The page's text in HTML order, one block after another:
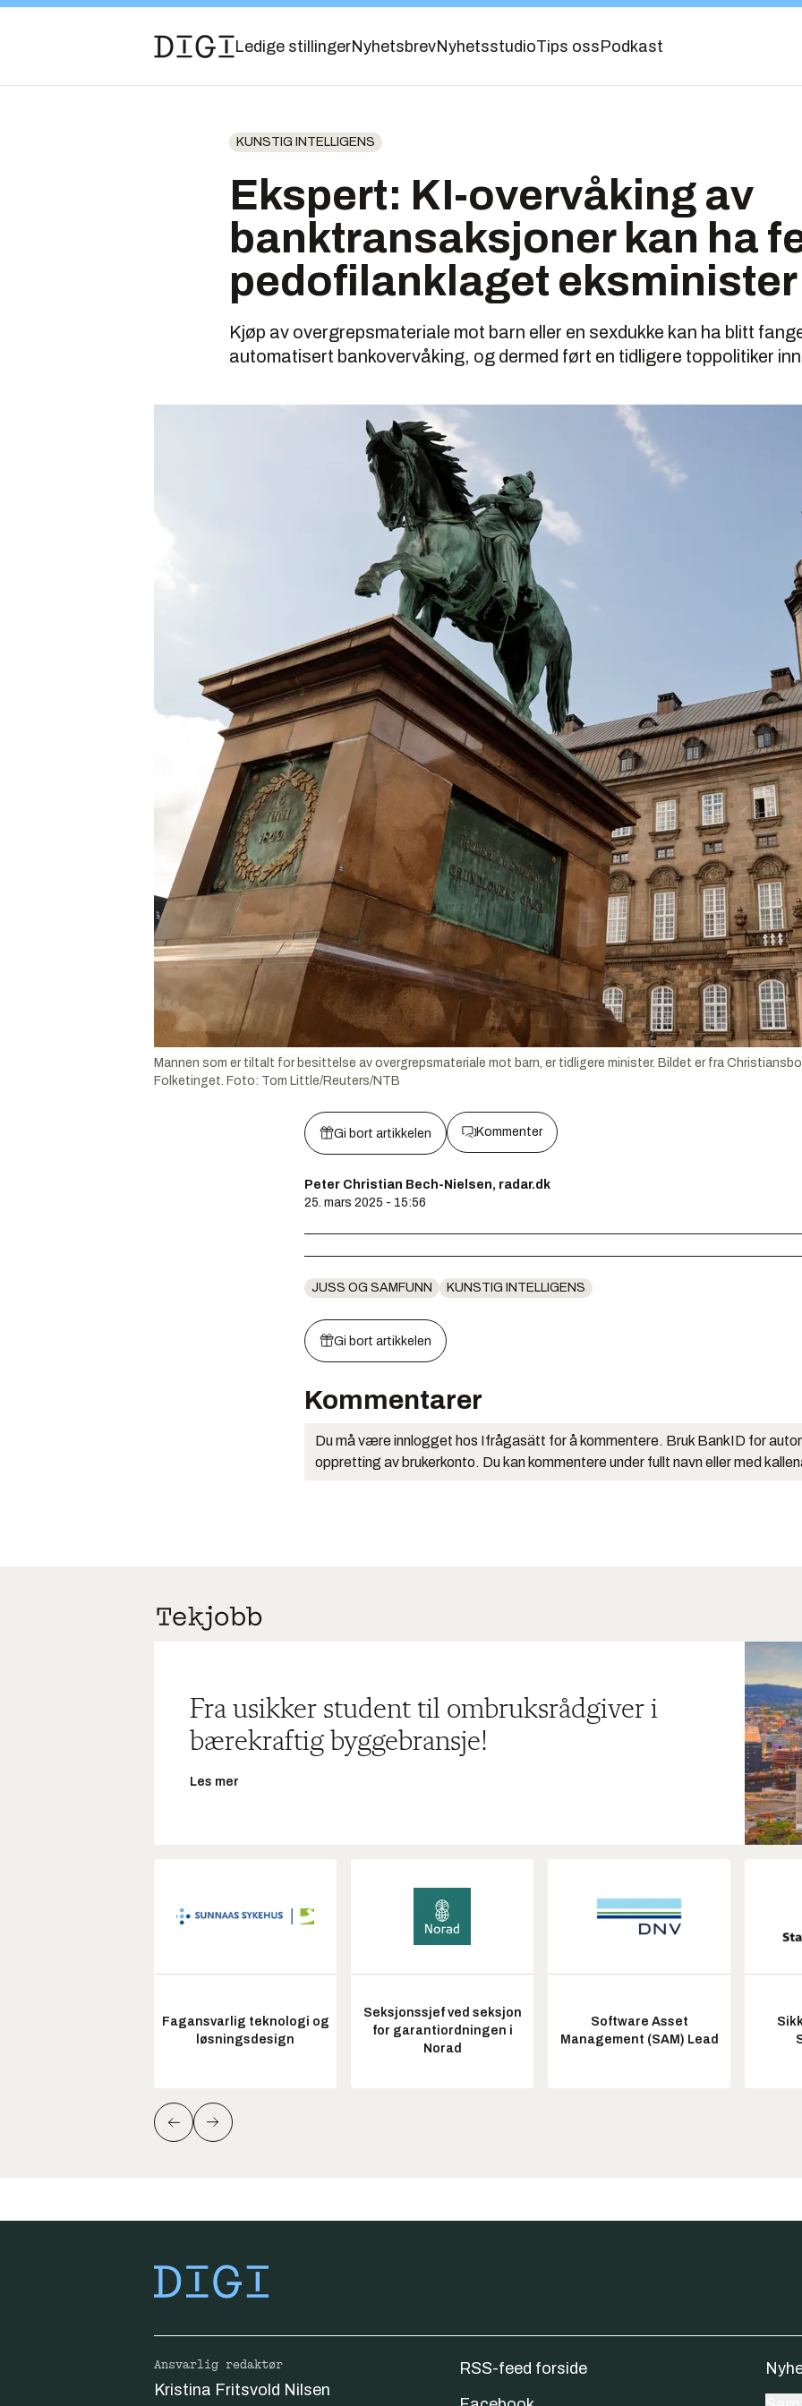
Ledige stillingerNyhetsbrevNyhetsstudioTips oss Podkast
KUNSTIG INTELLIGENS
Ekspert: KI-overvåking av
banktransaksjoner kan ha
pedofilanklaget eksminister
Kjøp av overgrepsmateriale mot barn eller en sexdukke kan ha blitt
automatisert bankovervåking, og dermed ført en tidligere toppolitiker
Mannen som er tiltalt for besittelse av overgrepsmateriale mot barn, er tidligere minister. Bildet er fra
Folketinget. Foto: Tom Little/Reuters/NTB
Gi bort artikkelen Kommenter
Peter Christian Bech-Nielsen, radar.dk
25. mars 2025 - 15:56
JUSS OG SAMFUNN KUNSTIG INTELLIGENS
Gi bort artikkelen
Kommentarer
Du må være innlogget hos Ifrågasätt for å kommentere. Bruk BankID for
oppretting av brukerkonto. Du kan kommentere under fullt navn eller med
Fra usikker student til ombruksrådgiver i
bærekraftig byggebransje!
Les mer
Fagansvarlig teknologi og
løsningsdesign
Seksjonssjef ved seksjon
for garantiordningen i
Norad
Software Asset
Management (SAM) Lead
Ansvarlig redaktør
Kristina Fritsvold Nilsen
RSS-feed forside